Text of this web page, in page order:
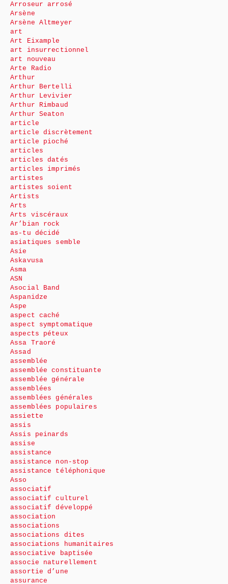
Arroseur arrosé
Arsène
Arsène Altmeyer
art
Art Eixample
art insurrectionnel
art nouveau
Arte Radio
Arthur
Arthur Bertelli
Arthur Levivier
Arthur Rimbaud
Arthur Seaton
article
article discrètement
article pioché
articles
articles datés
articles imprimés
artistes
artistes soient
Artists
Arts
Arts viscéraux
Ar’bian rock
as-tu décidé
asiatiques semble
Asie
Askavusa
Asma
ASN
Asocial Band
Aspanidze
Aspe
aspect caché
aspect symptomatique
aspects péteux
Assa Traoré
Assad
assemblée
assemblée constituante
assemblée générale
assemblées
assemblées générales
assemblées populaires
assiette
assis
Assis peinards
assise
assistance
assistance non-stop
assistance téléphonique
Asso
associatif
associatif culturel
associatif développé
association
associations
associations dites
associations humanitaires
associative baptisée
associe naturellement
assortie d’une
assurance